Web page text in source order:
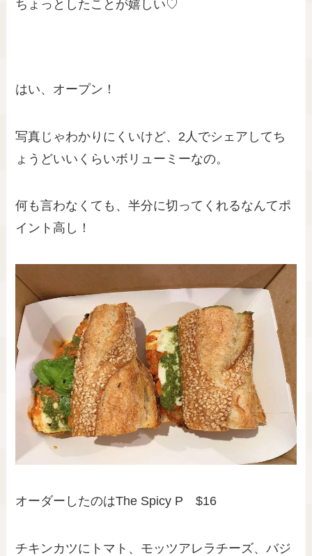
ちょっとしたことが嬉しい♡
はい、オープン！
写真じゃわかりにくいけど、2人でシェアしてち
ょうどいいくらいボリューミーなの。
何も言わなくても、半分に切ってくれるなんてポ
イント高し！
オーダーしたのはThe Spicy P $16
チキンカツにトマト、モッツアレラチーズ、バジ